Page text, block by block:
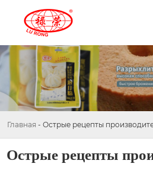
Главная - Острые рецепты
Острые рецепты